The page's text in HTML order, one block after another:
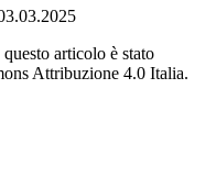
articolo è stato
Attribuzione 4.0 Italia.